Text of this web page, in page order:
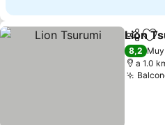
Lion
8,2
a 1.0